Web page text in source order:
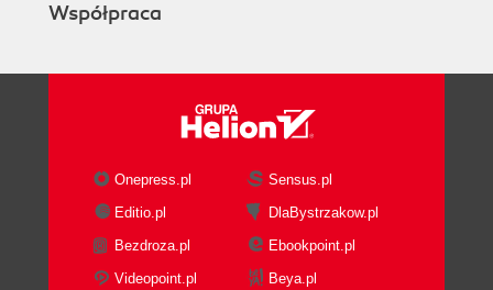
Współpraca
Onepress.pl
Sensus.pl
Editio.pl
DlaBystrzakow.pl
Bezdroza.pl
Ebookpoint.pl
Videopoint.pl
Beya.pl